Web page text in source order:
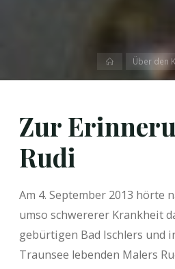
Über den
Zur
Rudi
Am 4. September 2013 hörte
umso schwererer Krankheit
gebürtigen Bad Ischlers und
Traunsee lebenden Malers